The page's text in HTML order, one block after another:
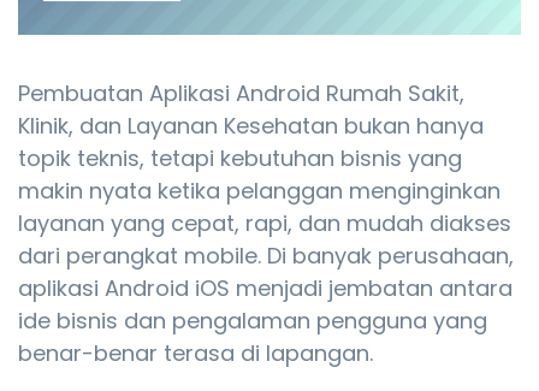
Pembuatan Aplikasi Android Rumah Sakit,
Klinik, dan Layanan Kesehatan bukan hanya
topik teknis, tetapi kebutuhan bisnis yang
makin nyata ketika pelanggan menginginkan
layanan yang cepat, rapi, dan mudah diakses
dari perangkat mobile. Di banyak perusahaan,
aplikasi Android iOS menjadi jembatan antara
ide bisnis dan pengalaman pengguna yang
benar-benar terasa di lapangan.